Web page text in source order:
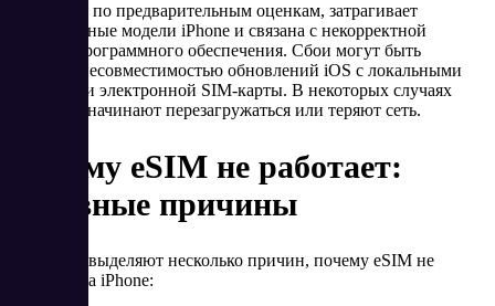
Проблема, по предварительным оценкам, затрагивает
определённые модели iPhone и связана с некорректной
работой программного обеспечения. Сбои могут быть
вызваны несовместимостью обновлений iOS с локальными
профилями электронной SIM-карты. В некоторых случаях
телефоны начинают перезагружаться или теряют сеть.
Почему eSIM не работает:
основные причины
Эксперты выделяют несколько причин, почему eSIM не
работает на iPhone: